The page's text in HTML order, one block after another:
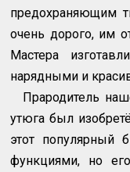
предохраняющим
очень дорого, им
Мастера
нарядными и
Прародитель
утюга был
этот популярный
функциями, но